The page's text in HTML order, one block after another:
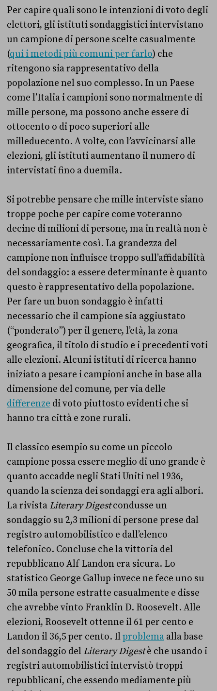
Per capire quali sono le intenzioni di voto degli
elettori, gli istituti sondaggistici intervistano
un campione di persone scelte casualmente
(qui i metodi più comuni per farlo) che
ritengono sia rappresentativo della
popolazione nel suo complesso. In un Paese
come l’Italia i campioni sono normalmente di
mille persone, ma possono anche essere di
ottocento o di poco superiori alle
milleduecento. A volte, con l’avvicinarsi alle
elezioni, gli istituti aumentano il numero di
intervistati fino a duemila.
Si potrebbe pensare che mille interviste siano
troppe poche per capire come voteranno
decine di milioni di persone, ma in realtà non è
necessariamente così. La grandezza del
campione non influisce troppo sull’affidabilità
del sondaggio: a essere determinante è quanto
questo è rappresentativo della popolazione.
Per fare un buon sondaggio è infatti
necessario che il campione sia aggiustato
(“ponderato”) per il genere, l’età, la zona
geografica, il titolo di studio e i precedenti voti
alle elezioni. Alcuni istituti di ricerca hanno
iniziato a pesare i campioni anche in base alla
dimensione del comune, per via delle
differenze di voto piuttosto evidenti che si
hanno tra città e zone rurali.
Il classico esempio su come un piccolo
campione possa essere meglio di uno grande è
quanto accadde negli Stati Uniti nel 1936,
quando la scienza dei sondaggi era agli albori.
La rivista Literary Digestcondusse un
sondaggio su 2,3 milioni di persone prese dal
registro automobilistico e dall’elenco
telefonico. Concluse che la vittoria del
repubblicano Alf Landon era sicura. Lo
statistico George Gallup invece ne fece uno su
50 mila persone estratte casualmente e disse
che avrebbe vinto Franklin D. Roosevelt. Alle
elezioni, Roosevelt ottenne il 61 per cento e
Landon il 36,5 per cento. Ilproblema alla base
del sondaggio del Literary Digestè che usando i
registri automobilistici intervistò troppi
repubblicani, che essendo mediamente più